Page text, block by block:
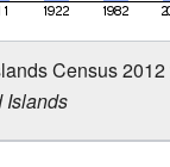
Census 2012
Islands